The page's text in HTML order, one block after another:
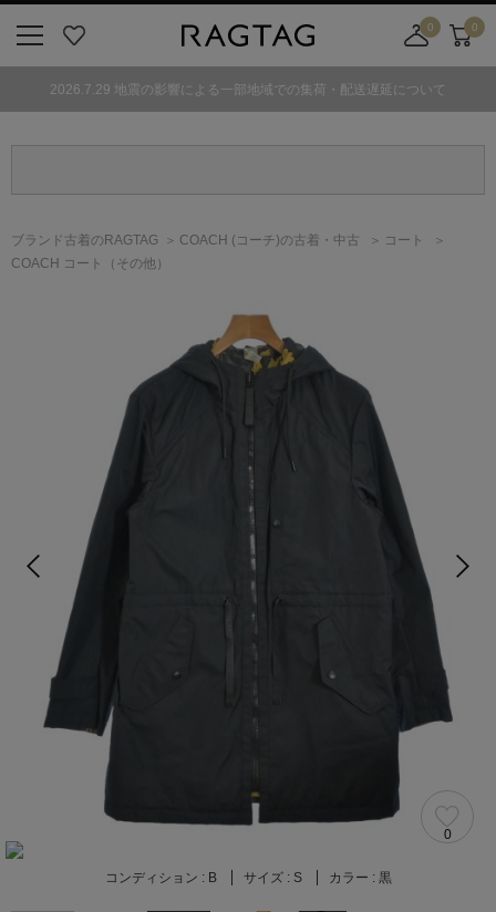
気
0
舗
カ
ト
0
2026.7.29 地震の影響による一部地域での集荷・配送遅延について
ブランド古着のRAGTAG COACH (コーチ)の古着・中古
コート
COACH コート（その他）
0
コンディション : B サイズ : S カラー : 黒